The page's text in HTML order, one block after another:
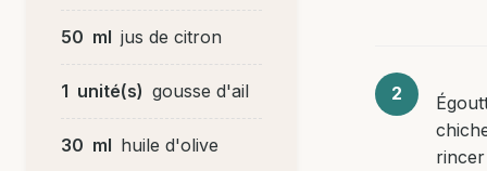
50 ml jus de citron
1 unité(s) gousse d'ail
30 ml huile d'olive